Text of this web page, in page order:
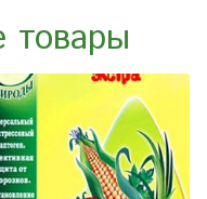
товары